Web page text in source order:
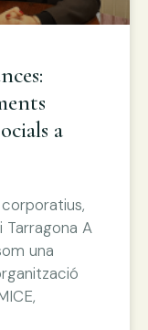
a
Tarragona A
una